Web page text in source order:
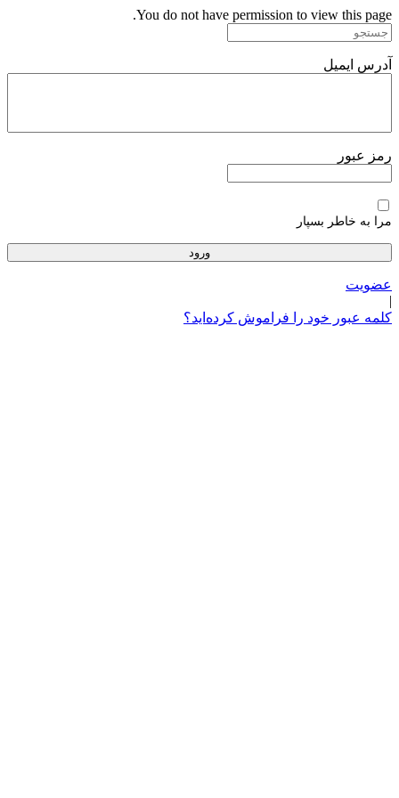
پرش
به
You do not have permission to view this page.
آدرس ایمیل
رمز عبور
مرا به خاطر بسپار
عضویت
|
کلمه عبور خود را فراموش کرده‌اید؟